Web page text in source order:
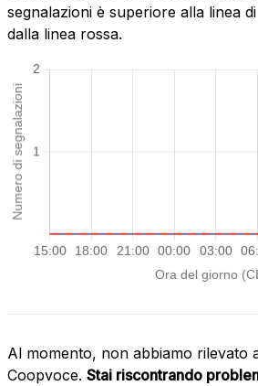
segnalazioni è superiore alla linea
dalla linea rossa.
Al momento, non abbiamo rilevato
Coopvoce. Stai riscontrando